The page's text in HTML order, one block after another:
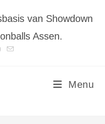
van Showdown
Assen.
Menu